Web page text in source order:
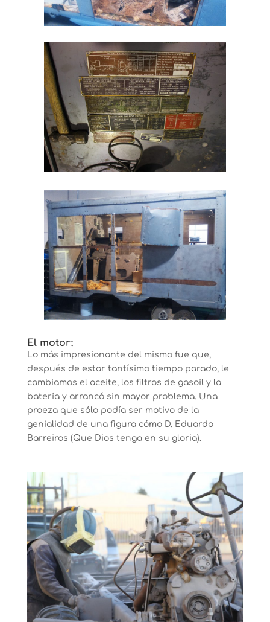
El motor:
Lo más impresionante del mismo fue que,
después de estar tantísimo tiempo parado, le
cambiamos el aceite, los filtros de gasoil y la
batería y arrancó sin mayor problema. Una
proeza que sólo podía ser motivo de la
genialidad de una figura cómo D. Eduardo
Barreiros (Que Dios tenga en su gloria).